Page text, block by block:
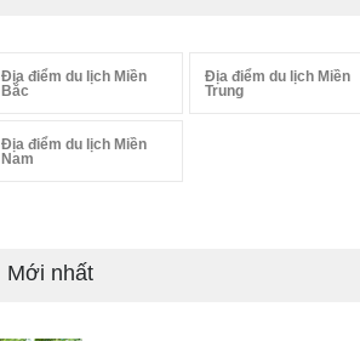
Địa điểm du lịch Miền
Bắc
Địa điểm du lịch Miền
Trung
Địa điểm du lịch Miền
Nam
Mới nhất